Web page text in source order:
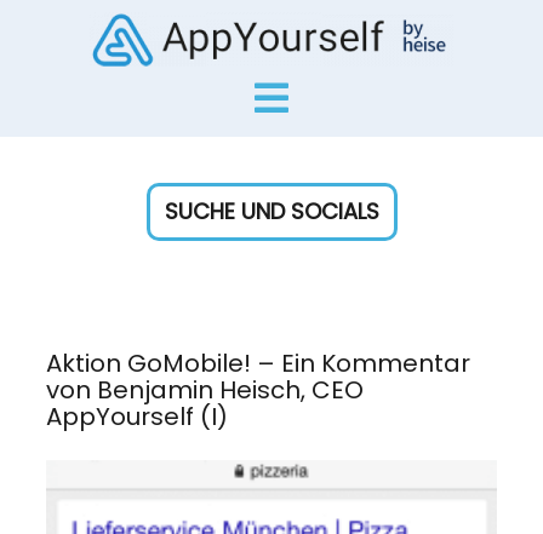
Aktion GoMobile! – Ein Kommentar
von Benjamin Heisch, CEO
AppYourself (I)
SUCHE UND SOCIALS